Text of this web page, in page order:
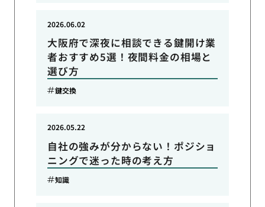
大阪府で深夜に相談できる鍵開け業
者おすすめ5選！夜間料金の相場と
選び方
2026.06.02
鍵交換
自社の強みが分からない！ポジショ
ニングで迷った時の考え方
2026.05.22
知識